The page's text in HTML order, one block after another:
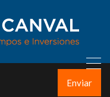
Enviar